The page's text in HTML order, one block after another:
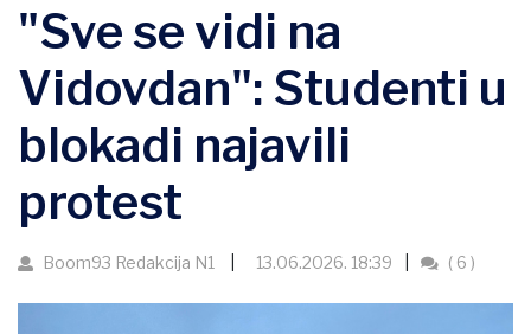
"Sve se vidi na
Vidovdan": Studenti u
blokadi najavili
protest
Boom93 Redakcija N1 13.06.2026. 18:39 ( 6 )